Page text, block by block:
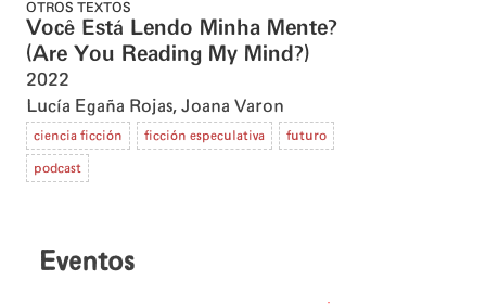
OTROS TEXTOS
Você Está Lendo Minha Mente?
(Are You Reading My Mind?)
2022
Lucía Egaña Rojas, Joana Varon
ciencia ficción ficción especulativa futuro
podcast
Eventos